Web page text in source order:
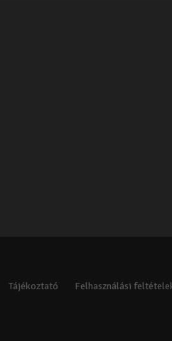
Tájékoztató Felhasználási